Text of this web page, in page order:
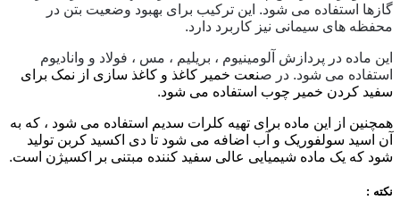
گازها استفاده می شود. این ترکیب برای بهبود وضعیت بتن در
محفظه های سیمانی نیز کاربرد دارد.
این ماده در پردازش آلومینیوم ، بریلیم ، مس ، فولاد و وانادیوم
استفاده می شود. در صنعت خمیر کاغذ و کاغذ سازی از نمک برای
سفید کردن خمیر چوب استفاده می شود.
همچنین از این ماده برای تهیه کلرات سدیم استفاده می شود ، که به
آن اسید سولفوریک و آب اضافه می شود تا دی اکسید کربن تولید
شود که یک ماده شیمیایی عالی سفید کننده مبتنی بر اکسیژن است.
نکته :